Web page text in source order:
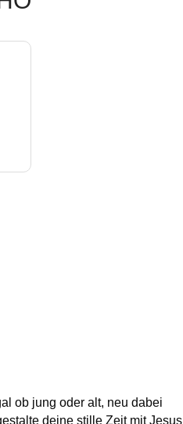
ob jung oder alt, neu dabei
deine stille Zeit mit Jesus